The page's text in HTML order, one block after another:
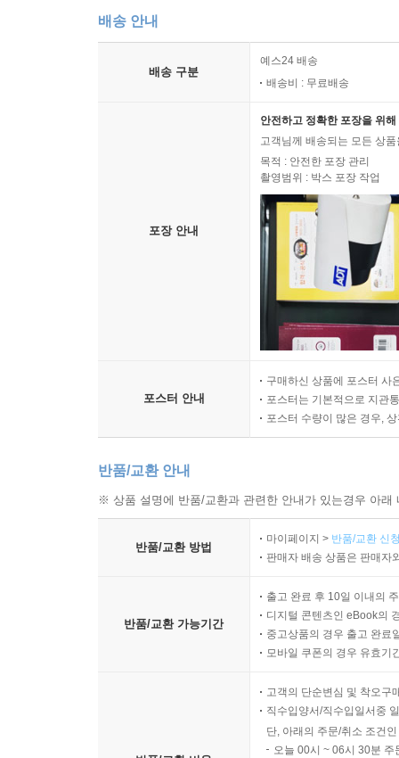
배송 안내
배송 구분
예스24 배송
배송비 : 무료배송
포장 안내
안전하고 정확한 포장을 위
고객님께 배송되는 모든 상
목적 : 안전한 포장 관리
촬영범위 : 박스 포장 작업
포스터 안내
구매하신 상품에 포스터 사
포스터는 기본적으로 지관
포스터 수량이 많은 경우,
반품/교환 안내
※ 상품 설명에 반품/교환과 관련한 안내가 있는경우 아
반품/교환 방법
마이페이지 > 반품/교환 신
판매자 배송 상품은 판매자
반품/교환 가능기간
출고 완료 후 10일 이내의
디지털 콘텐츠인 eBook의
중고상품의 경우 출고 완료
모바일 쿠폰의 경우 유효기
고객의 단순변심 및 착오구
직수입양서/직수입일서중
단, 아래의 주문/취소 조건
오늘 00시 ~ 06시 30분